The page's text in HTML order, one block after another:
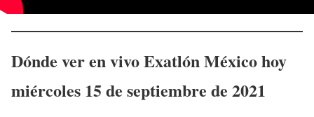
Dónde ver en vivo Exatlón México hoy
miércoles 15 de septiembre de 2021